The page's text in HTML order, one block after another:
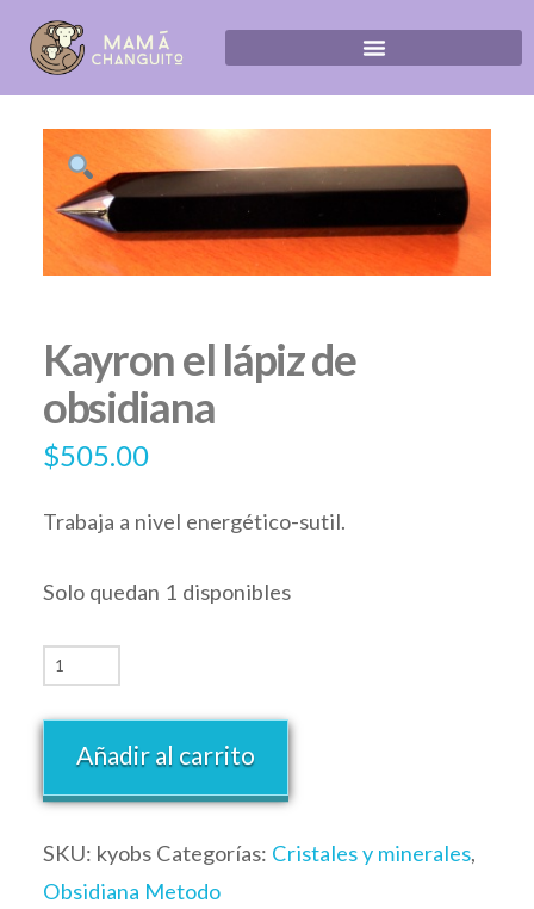
Kayron el lápiz de
obsidiana
$505.00
Trabaja a nivel energético-sutil.
Solo quedan 1 disponibles
Añadir al carrito
SKU: kyobs Categorías: Cristales y minerales,
Obsidiana Metodo